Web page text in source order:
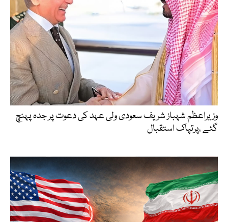
وزیراعظم شہباز شریف سعودی ولی عہد کی دعوت پر جدہ پہنچ
گئے ،پرتپاک استقبال